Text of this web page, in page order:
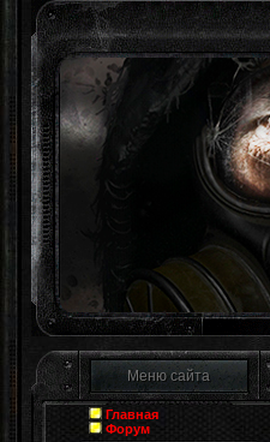
Меню сайта
Главная
Форум